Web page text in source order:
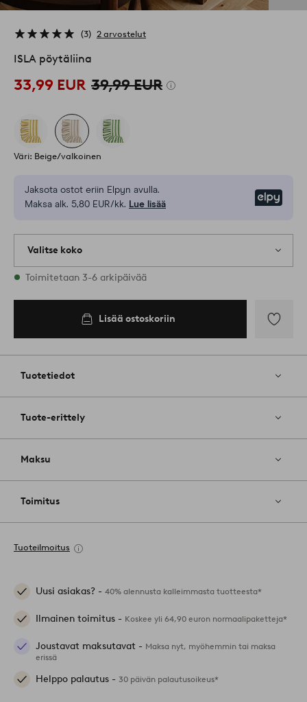
3 2 arvostelut
ISLA pöytäliina
33,99 EUR 39,99 EUR
Väri: Beige/valkoinen
Jaksota ostot eriin Elpyn avulla.
Maksa alk. 5,80 EUR/kk. Lue lisää
Valitse koko
3 varastossa olevat koot
Toimitetaan 3-6 arkipäivää
Lisää Lisää ostoskoriin
Tuotetiedot
Tuote-erittely
Maksu
Toimitus
Tuoteilmoitus
Uusi asiakas? - 40% alennusta kalleimmasta tuotteesta*
Ilmainen toimitus - Koskee yli 64,90 euron normaalipaketteja*
Joustavat maksutavat - Maksa nyt, myöhemmin tai maksa
erissä
Helppo palautus - 30 päivän palautusoikeus*